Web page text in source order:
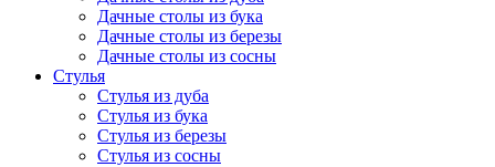
Дачные столы из бука
Дачные столы из березы
Дачные столы из сосны
Стулья
Стулья из дуба
Стулья из бука
Стулья из березы
Стулья из сосны